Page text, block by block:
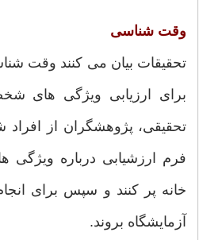
وقت شناسی
تحقیقات بیان می کنند وقت
برای ارزیابی ویژگی های
تحقیقی، پژوهشگران از
فرم ارزشیابی درباره
خانه پر کنند و سپس برای
آزمایشگاه بروند.